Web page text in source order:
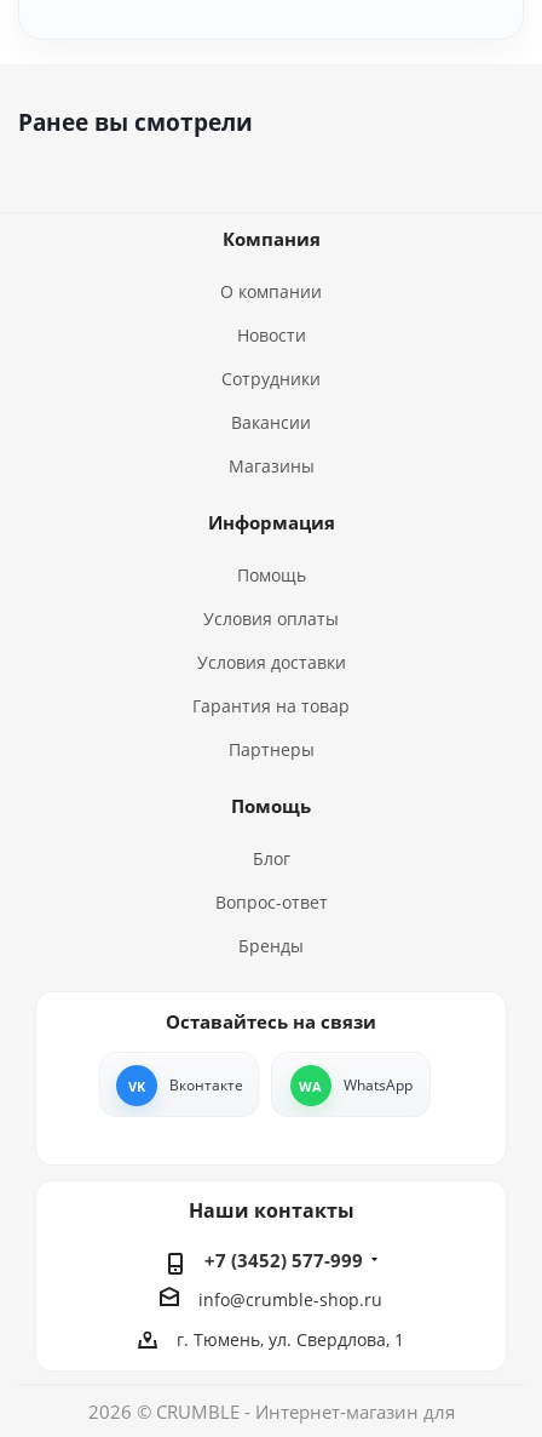
Ранее вы смотрели
Компания
О компании
Новости
Сотрудники
Вакансии
Магазины
Информация
Помощь
Условия оплаты
Условия доставки
Гарантия на товар
Партнеры
Помощь
Блог
Вопрос-ответ
Бренды
Оставайтесь на связи
Вконтакте WhatsApp
Наши контакты
+7 (3452) 577-999
info@crumble-shop.ru
г. Тюмень, ул. Свердлова, 1
2026 © CRUMBLE - Интернет-магазин для